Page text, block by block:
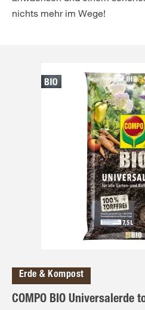
nichts mehr im Wege!
Erde & Kompost
COMPO BIO Universalerde